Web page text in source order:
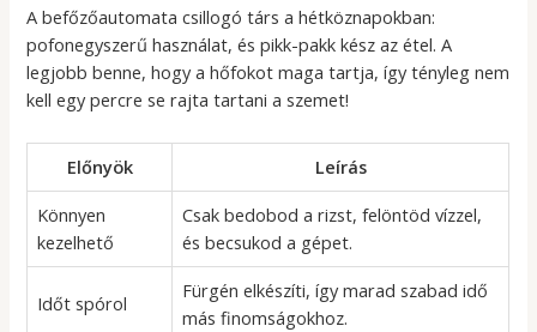
A befőzőautomata csillogó társ a hétköznapokban:
pofonegyszerű használat, és pikk-pakk kész az étel. A
legjobb benne, hogy a hőfokot maga tartja, így tényleg nem
kell egy percre se rajta tartani a szemet!
Előnyök
Leírás
Könnyen
kezelhető
Csak bedobod a rizst, felöntöd vízzel,
és becsukod a gépet.
Időt spórol
Fürgén elkészíti, így marad szabad idő
más finomságokhoz.